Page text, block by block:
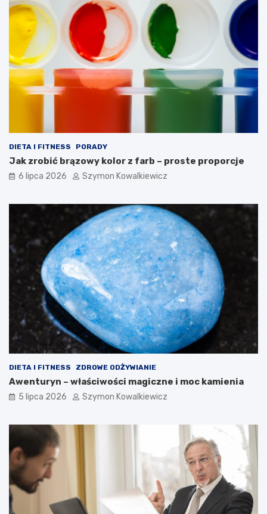
DIETA I FITNESS PORADY
Jak zrobić brązowy kolor z farb – proste proporcje
6 lipca 2026 Szymon Kowalkiewicz
DIETA I FITNESS ZDROWE ODŻYWIANIE
Awenturyn – właściwości magiczne i moc kamienia
5 lipca 2026 Szymon Kowalkiewicz